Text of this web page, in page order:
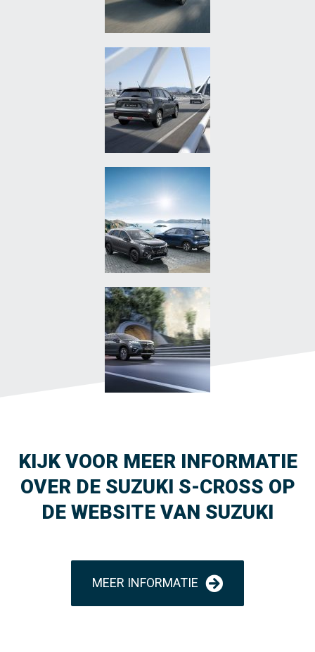
KIJK VOOR MEER INFORMATIE
OVER DE SUZUKI S-CROSS OP
DE WEBSITE VAN SUZUKI
MEER INFORMATIE